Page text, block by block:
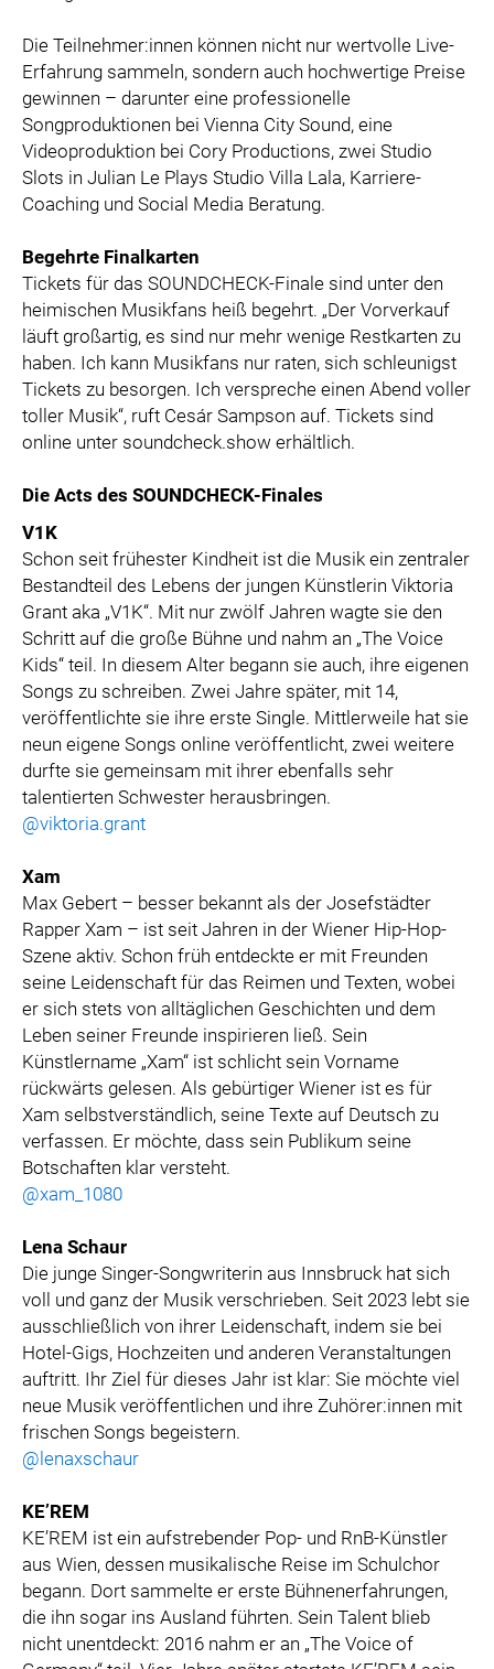
Die Teilnehmer:innen können nicht nur wertvolle Live-
Erfahrung sammeln, sondern auch hochwertige Preise
gewinnen – darunter eine professionelle
Songproduktionen bei Vienna City Sound, eine
Videoproduktion bei Cory Productions, zwei Studio
Slots in Julian Le Plays Studio Villa Lala, Karriere-
Coaching und Social Media Beratung.
Begehrte Finalkarten
Tickets für das SOUNDCHECK-Finale sind unter den
heimischen Musikfans heiß begehrt. „Der Vorverkauf
läuft großartig, es sind nur mehr wenige Restkarten zu
haben. Ich kann Musikfans nur raten, sich schleunigst
Tickets zu besorgen. Ich verspreche einen Abend voller
toller Musik“, ruft Cesár Sampson auf. Tickets sind
online unter soundcheck.show erhältlich.
Die Acts des SOUNDCHECK-Finales
V1K
Schon seit frühester Kindheit ist die Musik ein zentraler
Bestandteil des Lebens der jungen Künstlerin Viktoria
Grant aka „V1K“. Mit nur zwölf Jahren wagte sie den
Schritt auf die große Bühne und nahm an „The Voice
Kids“ teil. In diesem Alter begann sie auch, ihre eigenen
Songs zu schreiben. Zwei Jahre später, mit 14,
veröffentlichte sie ihre erste Single. Mittlerweile hat sie
neun eigene Songs online veröffentlicht, zwei weitere
durfte sie gemeinsam mit ihrer ebenfalls sehr
talentierten Schwester herausbringen.
@viktoria.grant
Xam
Max Gebert – besser bekannt als der Josefstädter
Rapper Xam – ist seit Jahren in der Wiener Hip-Hop-
Szene aktiv. Schon früh entdeckte er mit Freunden
seine Leidenschaft für das Reimen und Texten, wobei
er sich stets von alltäglichen Geschichten und dem
Leben seiner Freunde inspirieren ließ. Sein
Künstlername „Xam“ ist schlicht sein Vorname
rückwärts gelesen. Als gebürtiger Wiener ist es für
Xam selbstverständlich, seine Texte auf Deutsch zu
verfassen. Er möchte, dass sein Publikum seine
Botschaften klar versteht.
@xam_1080
Lena Schaur
Die junge Singer-Songwriterin aus Innsbruck hat sich
voll und ganz der Musik verschrieben. Seit 2023 lebt sie
ausschließlich von ihrer Leidenschaft, indem sie bei
Hotel-Gigs, Hochzeiten und anderen Veranstaltungen
auftritt. Ihr Ziel für dieses Jahr ist klar: Sie möchte viel
neue Musik veröffentlichen und ihre Zuhörer:innen mit
frischen Songs begeistern.
@lenaxschaur
KE’REM
KE’REM ist ein aufstrebender Pop- und RnB-Künstler
aus Wien, dessen musikalische Reise im Schulchor
begann. Dort sammelte er erste Bühnenerfahrungen,
die ihn sogar ins Ausland führten. Sein Talent blieb
nicht unentdeckt: 2016 nahm er an „The Voice of